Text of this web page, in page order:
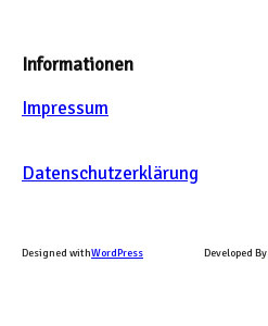
Informationen
Impressum
Datenschutzerklärung
Designed withWordPress Developed By